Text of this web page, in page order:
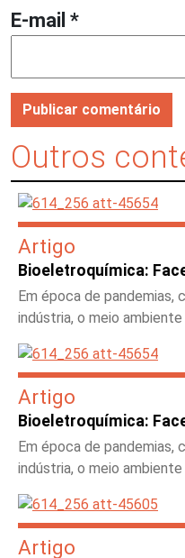
E-mail *
Outros
Artigo
Bioeletroquímica:
Em época de pandemias,
indústria, o meio
Artigo
Bioeletroquímica:
Em época de pandemias,
indústria, o meio
Artigo